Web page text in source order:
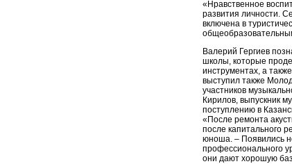
«Нравственное
развития личности.
включена в
Валерий Гергиев
школы, которые
инструментах, а
выступил также
участников
Кирилов, выпускник
поступлению в
«После ремонта
после капитального
юноша. – Появились
профессионального
они дают хорошую